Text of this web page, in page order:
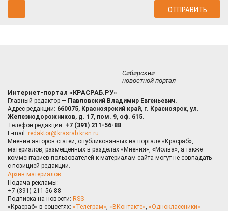
Сибирский
новостной портал
Интернет-портал «КРАСРАБ.РУ»
Главный редактор — Павловский Владимир Евгеньевич.
Адрес редакции: 660075, Красноярский край, г. Красноярск, ул.
Железнодорожников, д. 17, пом. 9, оф. 615.
Телефон редакции: +7 (391) 211-56-88
E-mail: redaktor@krasrab.krsn.ru
Мнения авторов статей, опубликованных на портале «Красраб»,
материалов, размещённых в разделах «Мнения», «Молва», а также
комментариев пользователей к материалам сайта могут не совпадать
с позицией редакции.
Архив материалов
Подача рекламы:
+7 (391) 211-56-88
Подписка на новости: RSS
«Красраб» в соцсетях: «Телеграм», «ВКонтакте», «Одноклассники»